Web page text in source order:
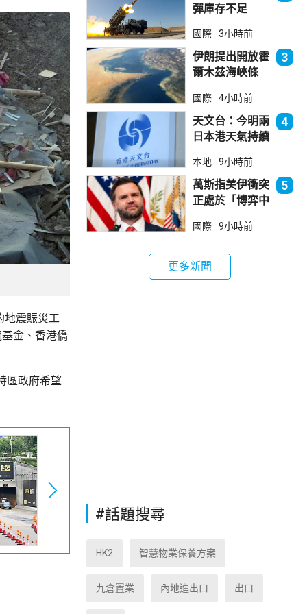
地震賑災工
金、香港僑
區政府希望
彈庫存不足
長促加快生產武
器
國際 3小時前
伊朗提出開放霍
爾木茲海峽條
賠償等
3
國際 4小時前
天文台：今明兩
日本港天氣持續
4
本地 9小時前
萬斯指美伊衝突
正處於「博弈中
5
國際 9小時前
更多新聞
#話題搜尋
HK2 智慧物業保養方案
九倉置業 內地進出口 出口